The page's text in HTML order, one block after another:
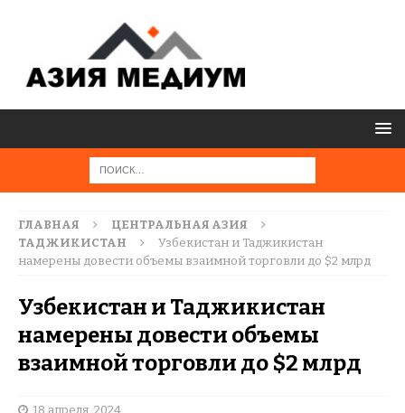
ГЛАВНАЯ
ЦЕНТРАЛЬНАЯ АЗИЯ
ТАДЖИКИСТАН
Узбекистан и Таджикистан
намерены довести объемы взаимной торговли до $2 млрд
Узбекистан и Таджикистан
намерены довести объемы
взаимной торговли до $2 млрд
18 апреля, 2024